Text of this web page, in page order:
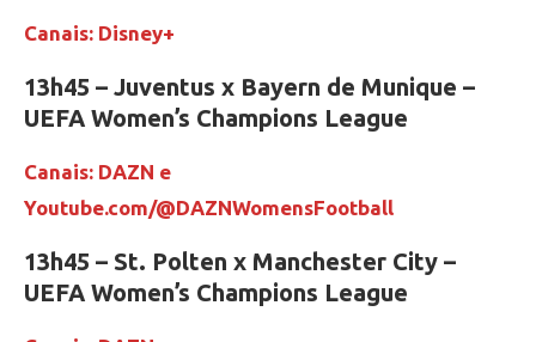
Canais: Disney+
13h45 – Juventus x Bayern de Munique –
UEFA Women’s Champions League
Canais: DAZN e
Youtube.com/@DAZNWomensFootball
13h45 – St. Polten x Manchester City –
UEFA Women’s Champions League